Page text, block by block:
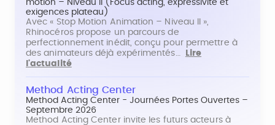
motion – Niveau II (Focus acting, expressivité et
exigences plateau)
Avec « Stop Motion Animation – Niveau II »,
Rhinocéros propose un parcours de
perfectionnement inédit, conçu pour permettre à
des animateurs déjà expérimentés…
Lire
l'actualité
Method Acting Center
Method Acting Center - Journées Portes Ouvertes –
Septembre 2026
Method Acting Center invite les futurs acteurs à